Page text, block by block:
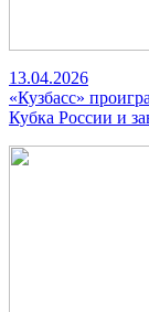
13.04.2026
«Кузбасс»
Кубка России и